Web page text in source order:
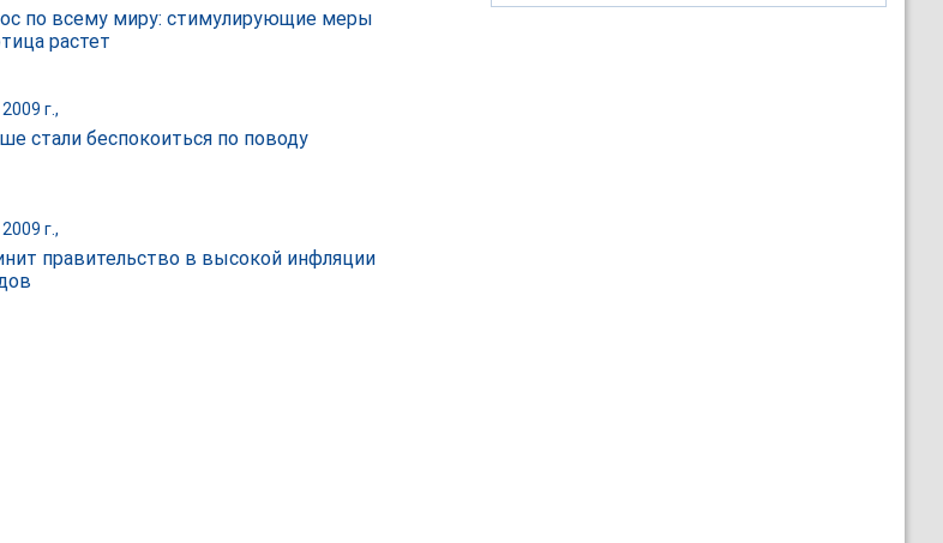
по всему миру: стимулирующие меры
растет
г.,
стали беспокоиться по поводу
г.,
правительство в высокой инфляции